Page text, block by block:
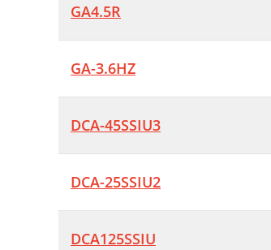
GA4.5R
GA-3.6HZ
DCA-45SSIU3
DCA-25SSIU2
DCA125SSIU